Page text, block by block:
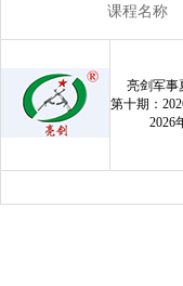
课程名称
亮剑军事
第十期：
2026